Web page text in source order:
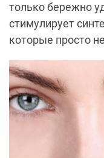
только бережно
стимулирует
которые просто